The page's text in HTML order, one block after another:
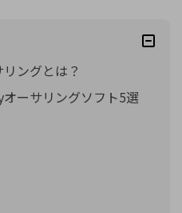
ングとは？
ーサリングソフト5選